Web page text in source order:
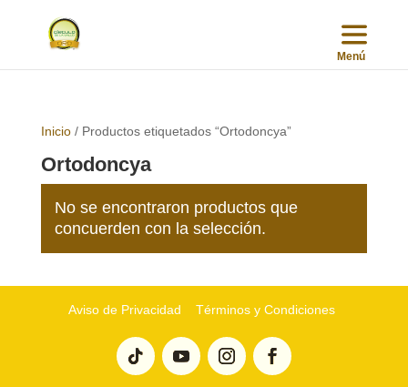
Inicio/ Productos etiquetados “Ortodoncya”
Ortodoncya
No se encontraron productos que
concuerden con la selección.
Aviso de Privacidad Términos y Condiciones